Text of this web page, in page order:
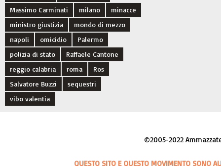
Massimo Carminati
milano
minacce
ministro giustizia
mondo di mezzo
napoli
omicidio
Palermo
polizia di stato
Raffaele Cantone
reggio calabria
roma
Ros
Salvatore Buzzi
sequestri
vibo valentia
©2005-2022
QUESTO SITO E QUESTO MOVIMENTO SONO